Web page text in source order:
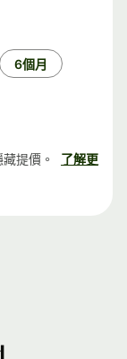
6個月
提價。
了解更